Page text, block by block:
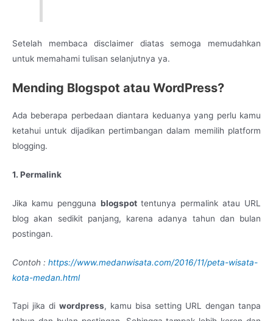
Setelah membaca disclaimer diatas semoga memudahkan
untuk memahami tulisan selanjutnya ya.
Mending Blogspot atau WordPress?
Ada beberapa perbedaan diantara keduanya yang perlu kamu
ketahui untuk dijadikan pertimbangan dalam memilih platform
blogging.
1. Permalink
Jika kamu pengguna blogspottentunya permalink atau URL
blog akan sedikit panjang, karena adanya tahun dan bulan
postingan.
Contoh : https://www.medanwisata.com/2016/11/peta-wisata-
kota-medan.html
Tapi jika di wordpress, kamu bisa setting URL dengan tanpa